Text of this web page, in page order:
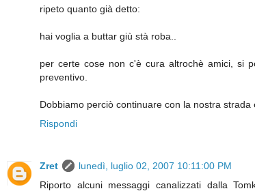
ripeto quanto già detto:
hai voglia a buttar giù stà roba..
per certe cose non c'è cura altrochè amici, si
preventivo.
Dobbiamo perciò continuare con la nostra
Rispondi
Zret
lunedì, luglio 02, 2007 10:11:00 PM
Riporto alcuni messaggi canalizzati dalla